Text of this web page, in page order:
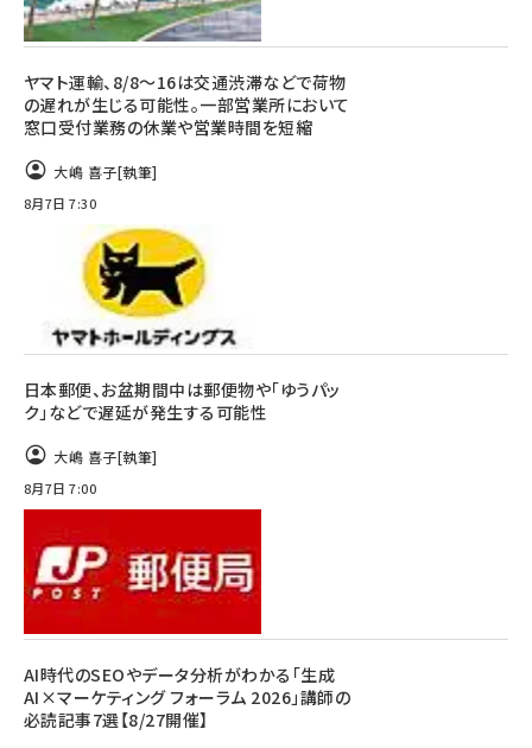
ヤマト運輸、8/8～16は交通渋滞などで荷物
の遅れが生じる可能性。一部営業所において
窓口受付業務の休業や営業時間を短縮
大嶋 喜子[執筆]
8月7日 7:30
日本郵便、お盆期間中は郵便物や「ゆうパッ
ク」などで遅延が発生する可能性
大嶋 喜子[執筆]
8月7日 7:00
AI時代のSEOやデータ分析がわかる「生成
AI×マーケティング フォーラム 2026」講師の
必読記事7選【8/27開催】